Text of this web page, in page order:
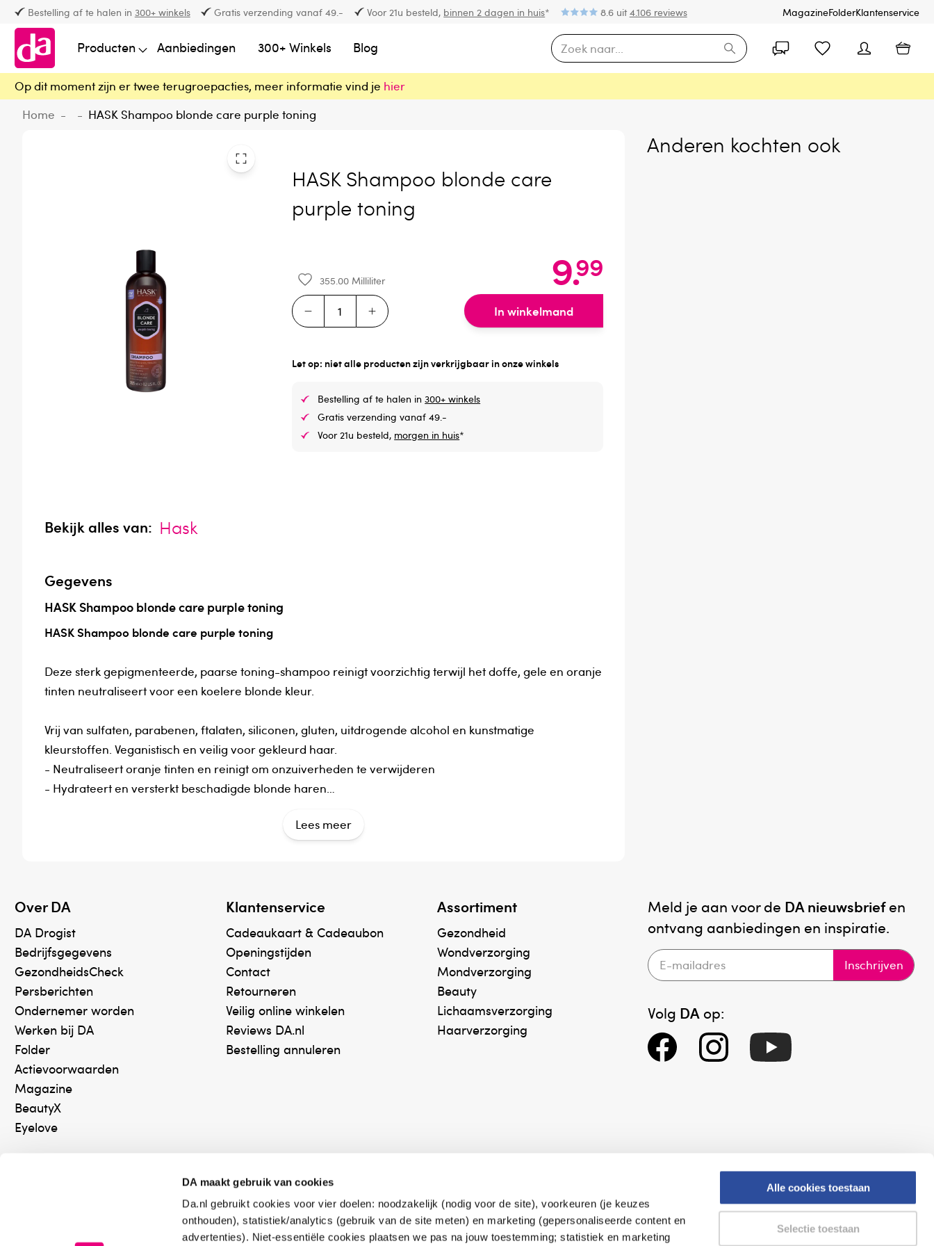
DA maakt gebruik van cookies
Da.nl gebruikt cookies voor vier doelen: noodzakelijk (nodig voor de site), voorkeuren (je keuzes
onthouden), statistiek/analytics (gebruik van de site meten) en marketing (gepersonaliseerde content en
advertenties). Niet-essentiële cookies plaatsen we pas na jouw toestemming; statistiek en marketing
Alle cookies toestaan
Selectie toestaan
Bestelling af te halen in 300+ winkels Gratis verzending vanaf 49.- Voor 21u besteld, binnen 2 dagen in huis* 8.6 uit4.106 reviews MagazineFolderKlantenservice
Producten Aanbiedingen 300+ Winkels Blog
Op dit moment zijn er twee terugroepacties, meer informatie vind je hier
Home - - HASK Shampoo blonde care purple toning
HASK Shampoo blonde care
purple toning
355.00 Milliliter 9.99
In winkelmand
Let op: niet alle producten zijn verkrijgbaar in onze winkels
Bestelling af te halen in300+ winkels
Gratis verzending vanaf 49.-
Voor 21u besteld, morgen in huis*
Bekijk alles van: Hask
Gegevens
HASK Shampoo blonde care purple toning
HASK Shampoo blonde care purple toning
Deze sterk gepigmenteerde, paarse toning-shampoo reinigt voorzichtig terwijl het doffe, gele en oranje
tinten neutraliseert voor een koelere blonde kleur.
Vrij van sulfaten, parabenen, ftalaten, siliconen, gluten, uitdrogende alcohol en kunstmatige
kleurstoffen. Veganistisch en veilig voor gekleurd haar.
- Neutraliseert oranje tinten en reinigt om onzuiverheden te verwijderen
- Hydrateert en versterkt beschadigde blonde haren
nucifera (coconut) oil, Tocopheryl acetate, Panthenol, Polyquaternium-10, Guar
hydroxypropyltrimonium chloride, Polyquaternium-7, Sodium hydroxide, Citric acid, Glycol distearate,
Sodium benzoate, Sodium salicylate, Trisodium ethylenediamine disuccinate, Isopropanolamine,
Parfum/Fragrance, Citrus aurantium peel oil, Limonene, Linalool, Linalyl acetate, Tetramethyl
acetyloctahydronaphthalenes, CI 60730 (Ext. Violet 2) (*A source of vitamin C)
Waarschuwingen
Alleen voor uitwendig gebruik. Contact met ogen vermijden.
Bewaaradvies
Afgesloten bewaren, buiten bereik van kinderen.
Lees meer
Anderen kochten ook
Over DA
DA Drogist
Bedrijfsgegevens
GezondheidsCheck
Persberichten
Ondernemer worden
Werken bij DA
Folder
Actievoorwaarden
Magazine
BeautyX
Eyelove
Klantenservice
Cadeaukaart & Cadeaubon
Openingstijden
Contact
Retourneren
Veilig online winkelen
Reviews DA.nl
Bestelling annuleren
Assortiment
Gezondheid
Wondverzorging
Mondverzorging
Beauty
Lichaamsverzorging
Haarverzorging
Meld je aan voor de DA nieuwsbriefen
ontvang aanbiedingen en inspiratie.
Inschrijven
Volg DA op:
Online aanbieder medicijnen
⁠Controleer welke medicijnen
Keurmerk Zelfzorg Online
⁠Verantwoorde zorg, ⁠ook
Winkelen met zekerheid
⁠Deze webshop is aangesloten
Altijd onze folder bij de hand
Check onze folders ⁠bij